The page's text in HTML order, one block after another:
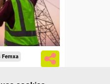
Sector
y Agua.
Femxa